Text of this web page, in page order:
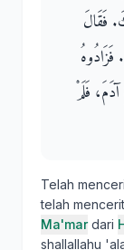
فَقَالَ
فَزَادُوهُ
فَلَمْ
Telah
telah
Ma'mardari
shallallahu